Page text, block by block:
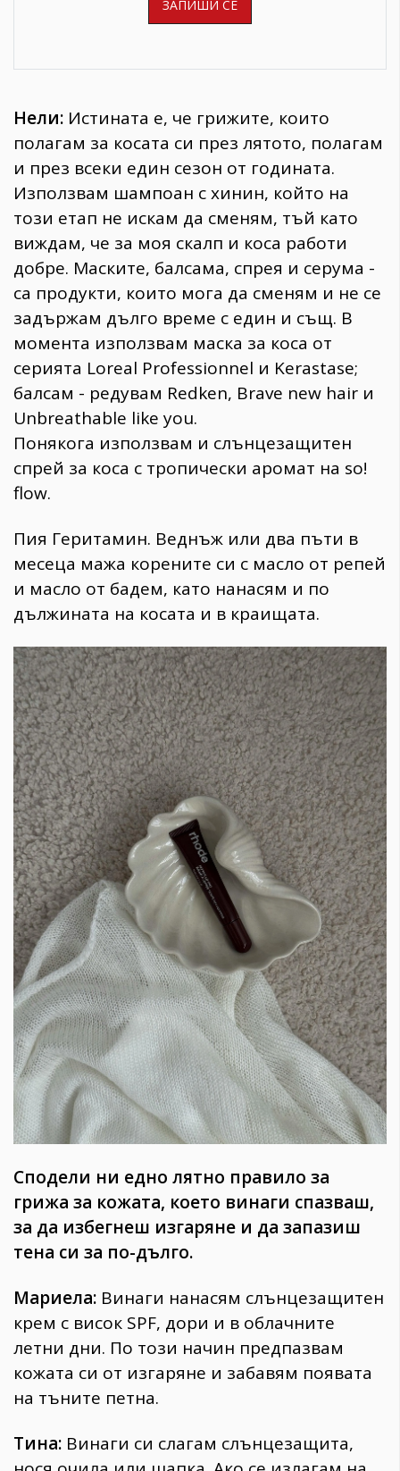
Нели: Истината е, че грижите, които
полагам за косата си през лятото, полагам
и през всеки един сезон от годината.
Използвам шампоан с хинин, който на
този етап не искам да сменям, тъй като
виждам, че за моя скалп и коса работи
добре. Маските, балсама, спрея и серума -
са продукти, които мога да сменям и не се
задържам дълго време с един и същ. В
момента използвам маска за коса от
серията Loreal Рrofessionnel и Kerastase;
балсам - редувам Redken, Brave new hair и
Unbreathable like you.
Понякога използвам и слънцезащитен
спрей за коса с тропически аромат на so!
flow.
Пия Геритамин. Веднъж или два пъти в
месеца мажа корените си с масло от репей
и масло от бадем, като нанасям и по
дължината на косата и в краищата.
Сподели ни едно лятно правило за
грижа за кожата, което винаги спазваш,
за да избегнеш изгаряне и да запазиш
тена си за по-дълго.
Мариела: Винаги нанасям слънцезащитен
крем с висок SPF, дори и в облачните
летни дни. По този начин предпазвам
кожата си от изгаряне и забавям появата
на тъните петна.
Тина: Винаги си слагам слънцезащита,